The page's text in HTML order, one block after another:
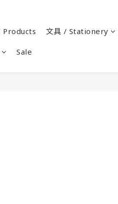
Products 文具 / Stationery
Sale